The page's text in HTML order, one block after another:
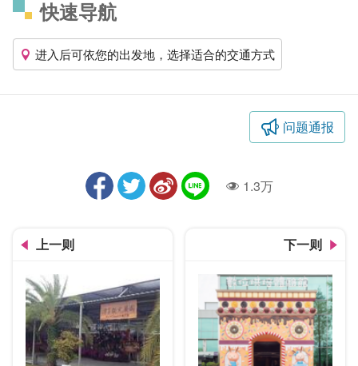
快速导航
进入后可依您的出发地，选择适合的交通方式
问题通报
人气1.3万
上一则 下一则